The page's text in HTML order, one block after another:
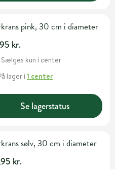
pink, 30 cm i diameter
kr.
Sælges kun i center
lageri1 center
Se lagerstatus
sølv, 30 cm i diameter
kr.